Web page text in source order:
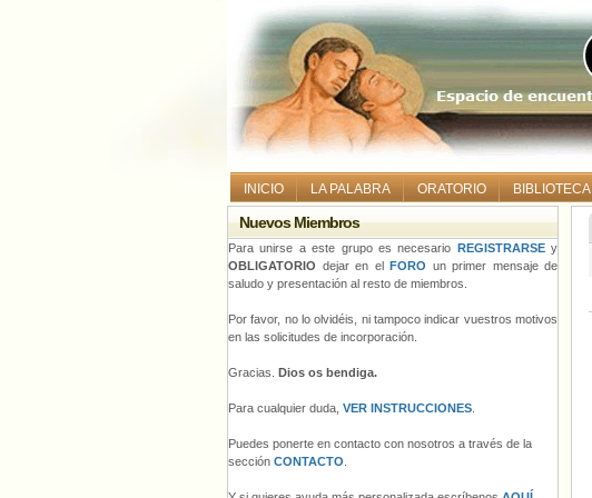
INICIO LA PALABRA ORATORIO BIBLIOTECA
Nuevos Miembros
Para unirse a este grupo es necesario REGISTRARSEy
OBLIGATORIO dejar en el FORO un primer mensaje de
saludo y presentación al resto de miembros.
Por favor, no lo olvidéis, ni tampoco indicar vuestros motivos
en las solicitudes de incorporación.
Gracias. Dios os bendiga.
Para cualquier duda, VER INSTRUCCIONES
Puedes ponerte en contacto con nosotros a través de la
sección CONTACTO